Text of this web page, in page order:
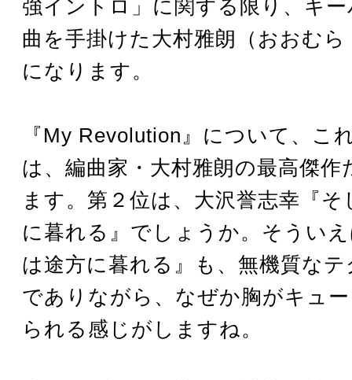
強イントロ」に関する限り、キ
曲を手掛けた大村雅朗（おおむ
になります。
『My Revolution』について、こ
は、編曲家・大村雅朗の最高傑作
ます。第２位は、大沢誉志幸『
に暮れる』でしょうか。そうい
は途方に暮れる』も、無機質な
でありながら、なぜか胸がキュ
られる感じがしますね。